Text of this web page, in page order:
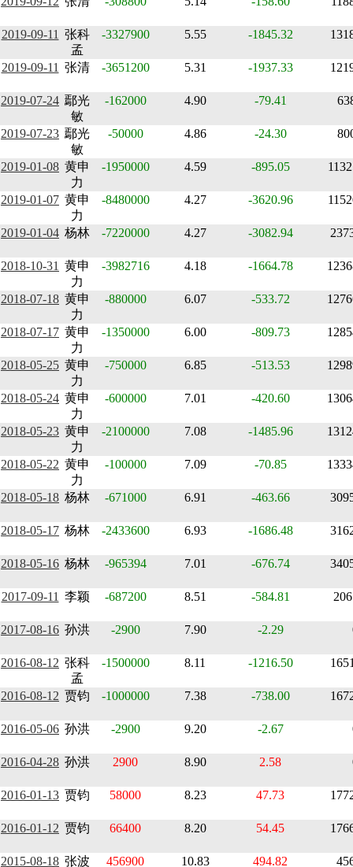
2019-09-11 张科
孟
-3327900 5.55 -1845.32
2019-09-11 张清 -3651200 5.31 -1937.33
2019-07-24 鄢光
敏
-162000 4.90 -79.41
2019-07-23 鄢光
敏
-50000 4.86 -24.30
2019-01-08 黄申
力
-1950000 4.59 -895.05
2019-01-07 黄申
力
-8480000 4.27 -3620.96
2019-01-04 杨林 -7220000 4.27 -3082.94
2018-10-31 黄申
力
-3982716 4.18 -1664.78
2018-07-18 黄申
力
-880000 6.07 -533.72
2018-07-17 黄申
力
-1350000 6.00 -809.73
2018-05-25 黄申
力
-750000 6.85 -513.53
2018-05-24 黄申
力
-600000 7.01 -420.60
2018-05-23 黄申
力
-2100000 7.08 -1485.96
2018-05-22 黄申
力
-100000 7.09 -70.85
2018-05-18 杨林 -671000 6.91 -463.66
2018-05-17 杨林 -2433600 6.93 -1686.48
2018-05-16 杨林 -965394 7.01 -676.74
2017-09-11 李颖 -687200 8.51 -584.81
2017-08-16 孙洪 -2900 7.90 -2.29
2016-08-12 张科
孟
-1500000 8.11 -1216.50
2016-08-12 贾钧 -1000000 7.38 -738.00
2016-05-06 孙洪 -2900 9.20 -2.67
2016-04-28 孙洪 2900 8.90 2.58
2016-01-13 贾钧 58000 8.23 47.73
2016-01-12 贾钧 66400 8.20 54.45
2015-08-18 张波 456900 10.83 494.82